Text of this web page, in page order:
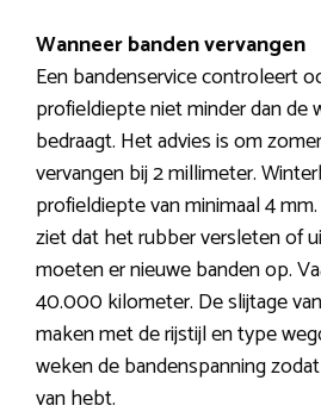
Wanneer banden vervangen
Een bandenservice controleert
profieldiepte niet minder dan de
bedraagt. Het advies is om
vervangen bij 2 millimeter.
profieldiepte van minimaal 4
ziet dat het rubber versleten of
moeten er nieuwe banden op.
40.000 kilometer. De slijtage
maken met de rijstijl en type
weken de bandenspanning
van hebt.